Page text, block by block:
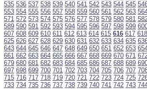
535 536 537 538 539 540 541 542 543 544 545
553 554 555 556 557 558 559 560 561 562 563
571 572 573 574 575 576 577 578 579 580 581
589 590 591 592 593 594 595 596 597 598 599
607 608 609 610 611 612 613 614 615 616 617 618
625 626 627 628 629 630 631 632 633 634 635
643 644 645 646 647 648 649 650 651 652 653
661 662 663 664 665 666 667 668 669 670 671
679 680 681 682 683 684 685 686 687 688 689
697 698 699 700 701 702 703 704 705 706 707
715 716 717 718 719 720 721 722 723 724 725
733 734 735 736 737 738 739 740 741 742 743